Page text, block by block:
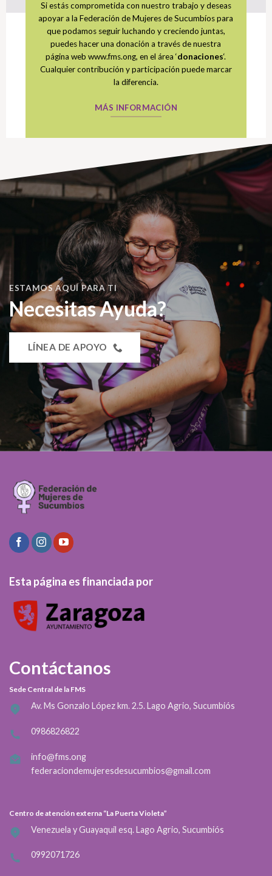
Si estás comprometida con nuestro trabajo y deseas
apoyar a la Federación de Mujeres de Sucumbíos para
que podamos seguir luchando y creciendo juntas,
puedes hacer una donación a través de nuestra
página web www.fms.ong, en el área ‘donaciones‘.
Cualquier contribución y participación puede marcar
la diferencia.
MÁS INFORMACIÓN
ESTAMOS AQUÍ PARA TI
Necesitas Ayuda?
LÍNEA DE APOYO
Esta página es financiada por
Contáctanos
Sede Central de la FMS
Av. Ms Gonzalo López km. 2.5. Lago Agrio, Sucumbiós
0986826822
info@fms.ong
federaciondemujeresdesucumbios@gmail.com
Centro de atención externa “La Puerta Violeta”
Venezuela y Guayaquil esq. Lago Agrio, Sucumbiós
0992071726